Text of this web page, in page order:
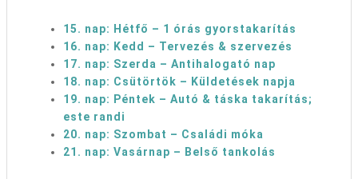
15. nap: Hétfő – 1 órás gyorstakarítás
16. nap: Kedd – Tervezés & szervezés
17. nap: Szerda – Antihalogató nap
18. nap: Csütörtök – Küldetések napja
19. nap: Péntek – Autó & táska takarítás;
este randi
20. nap: Szombat – Családi móka
21. nap: Vasárnap – Belső tankolás